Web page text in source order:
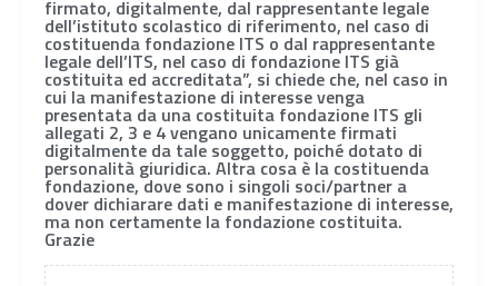
firmato, digitalmente, dal rappresentante legale
dell’istituto scolastico di riferimento, nel caso di
costituenda fondazione ITS o dal rappresentante
legale dell’ITS, nel caso di fondazione ITS già
costituita ed accreditata”, si chiede che, nel caso in
cui la manifestazione di interesse venga
presentata da una costituita fondazione ITS gli
allegati 2, 3 e 4 vengano unicamente firmati
digitalmente da tale soggetto, poiché dotato di
personalità giuridica. Altra cosa è la costituenda
fondazione, dove sono i singoli soci/partner a
dover dichiarare dati e manifestazione di interesse,
ma non certamente la fondazione costituita.
Grazie